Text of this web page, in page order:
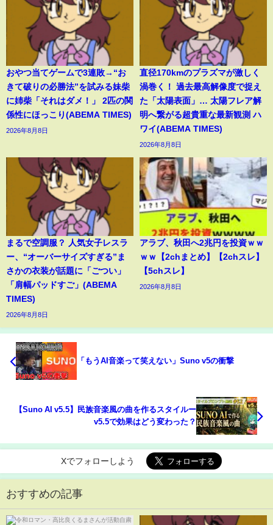
おやつ当てゲームで3連敗→“お
きて破りの必勝法”を試みる妹柴
に姉柴「それはダメ！」 2匹の関
係性にほっこり(ABEMA TIMES)
2026年8月8日
直径170kmのプラズマが激しく
渦巻く！ 過去最高解像度で捉え
た「太陽表面」… 太陽フレア解
明へ繋がる超貴重な最新観測 ハ
ワイ(ABEMA TIMES)
2026年8月8日
まるで空調服？ 人気女子レスラ
ー、“オーバーサイズすぎる”ま
さかの衣装が話題に「ごつい」
「肩幅パッドすご」(ABEMA
TIMES)
2026年8月8日
アラブ、秋田へ2兆円を投資ｗｗ
ｗｗ【2chまとめ】【2chスレ】
【5chスレ】
2026年8月8日
「もうAI音楽って笑えない」Suno v5の衝撃
【Suno AI v5.5】民族音楽風の曲を作るスタイルー
v5.5で効果はどう変わった？
Xでフォローしよう
おすすめの記事